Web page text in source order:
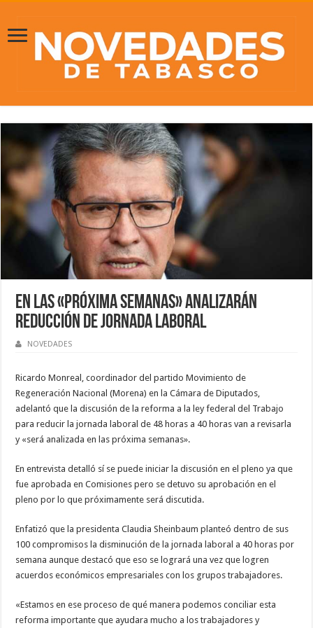
En las «próxima semanas» analizarán
reducción de jornada laboral
NOVEDADES
Ricardo Monreal, coordinador del partido Movimiento de
Regeneración Nacional (Morena) en la Cámara de Diputados,
adelantó que la discusión de la reforma a la ley federal del Trabajo
para reducir la jornada laboral de 48 horas a 40 horas van a revisarla
y «será analizada en las próxima semanas».
En entrevista detalló sí se puede iniciar la discusión en el pleno ya que
fue aprobada en Comisiones pero se detuvo su aprobación en el
pleno por lo que próximamente será discutida.
Enfatizó que la presidenta Claudia Sheinbaum planteó dentro de sus
100 compromisos la disminución de la jornada laboral a 40 horas por
semana aunque destacó que eso se logrará una vez que logren
acuerdos económicos empresariales con los grupos trabajadores.
«Estamos en ese proceso de qué manera podemos conciliar esta
reforma importante que ayudara mucho a los trabajadores y